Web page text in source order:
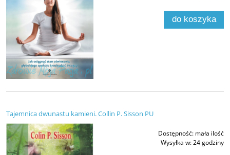
do koszyka
Tajemnica dwunastu kamieni. Collin P. Sisson PU
Dostępność: mała ilość
Wysyłka w:24 godziny